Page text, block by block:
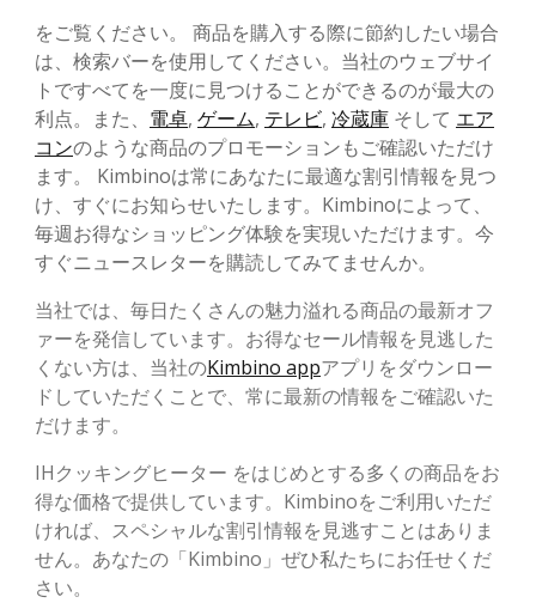
をご覧ください。 商品を購入する際に節約したい場合
は、検索バーを使用してください。当社のウェブサイ
トですべてを一度に見つけることができるのが最大の
利点。また、 電卓, ゲーム, テレビ, 冷蔵庫 そして エア
コンのような商品のプロモーションもご確認いただけ
ます。 Kimbinoは常にあなたに最適な割引情報を見つ
け、すぐにお知らせいたします。Kimbinoによって、
毎週お得なショッピング体験を実現いただけます。今
すぐニュースレターを購読してみてませんか。
当社では、毎日たくさんの魅力溢れる商品の最新オフ
ァーを発信しています。お得なセール情報を見逃した
くない方は、当社のKimbino appアプリをダウンロー
ドしていただくことで、常に最新の情報をご確認いた
だけます。
IHクッキングヒーター をはじめとする多くの商品をお
得な価格で提供しています。Kimbinoをご利用いただ
ければ、スペシャルな割引情報を見逃すことはありま
せん。あなたの「Kimbino」ぜひ私たちにお任せくだ
さい。